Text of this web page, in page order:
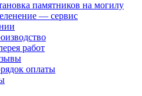
памятников на могилу
— сервис
работ
оплаты